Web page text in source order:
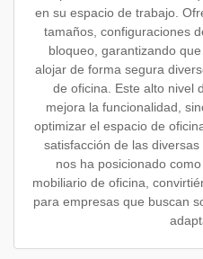
en su espacio de trabajo.
tamaños, configuraciones
bloqueo, garantizando
alojar de forma segura
de oficina. Este alto nivel
mejora la funcionalidad,
optimizar el espacio de
satisfacción de las
nos ha posicionado
mobiliario de oficina,
para empresas que buscan